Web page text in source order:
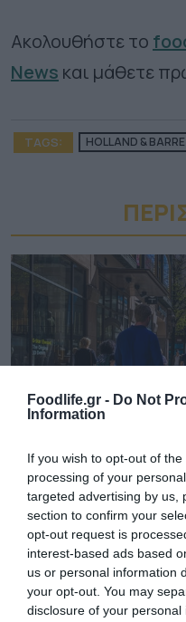
Foodlife.gr - Do Not
Information
If you wish to opt-out of
processing of your
targeted advertising by us,
section to confirm your
opt-out request is
interest-based ads based
us or personal information
your opt-out. You may
disclosure of your
Ακολουθήστε το
News και μάθετε
TAGS: HOLLAND &
01.08.2026
Λιανεμπόριο: Οι
πωλήσεων πριν
καλοκαιριού